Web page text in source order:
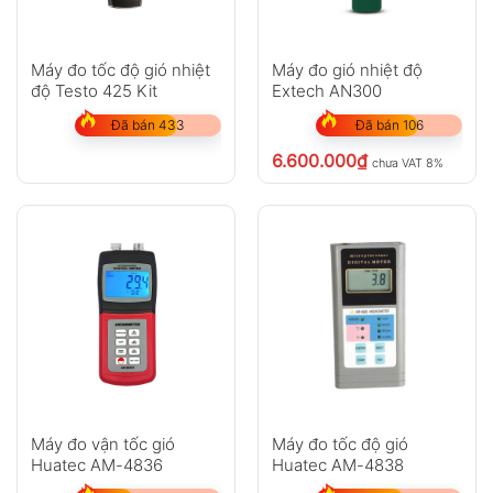
Chức năng Data Hold.
Màn hình LCD có đèn nền.
Tự động hoặc thủ công tắt nguồn.
Hiển thị thang Beaufort.
Cảnh báo wind chill (gió lạnh).
Báo pin yếu.
Tay kéo đo gió Retractable drag rod.
Đặc điểm nổi bật
Đo vận tốc gió & nhiệt độ trong cùng thiết
Hỗ trợ 5 đơn vị tốc độ gió: m/s, km/h,
ft/min, knots, mph.
Máy đo tốc độ gió nhiệt
độ Testo 425 Kit
Đã bán 433
Máy đo gió nhiệt độ
Extech AN300
Đã bán 106
6.600.000₫ chưa VAT 8%
Máy đo vận tốc gió
Huatec AM-4836
Máy đo tốc độ gió
Huatec AM-4838